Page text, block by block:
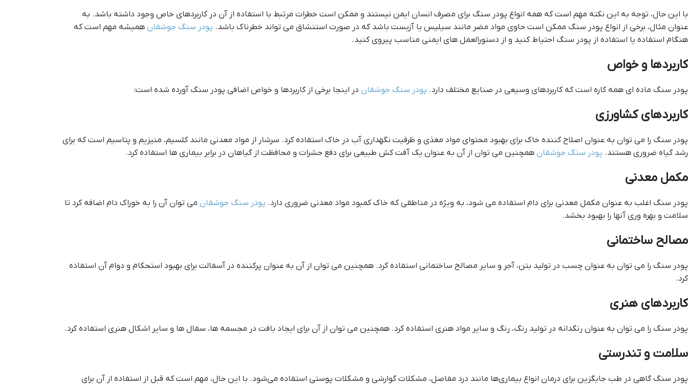
با این حال، توجه به این نکته مهم است که همه انواع پودر سنگ برای مصرف انسان ایمن نیستند و ممکن است خطرات مرتبط با استفاده از آن در کاربردهای خاص وجود داشته باشد. به
عنوان مثال، برخی از انواع پودر سنگ ممکن است حاوی مواد مضر مانند سیلیس یا آزبست باشد که در صورت استنشاق می تواند خطرناک باشد. پودر سنگ جوشقان همیشه مهم است که
هنگام استفاده یا استفاده از پودر سنگ احتیاط کنید و از دستورالعمل های ایمنی مناسب پیروی کنید.
کاربردها و خواص
پودر سنگ ماده ای همه کاره است که کاربردهای وسیعی در صنایع مختلف دارد. پودر سنگ جوشقان در اینجا برخی از کاربردها و خواص اضافی پودر سنگ آورده شده است:
کاربردهای کشاورزی
​​پودر سنگ را می توان به عنوان اصلاح کننده خاک برای بهبود محتوای مواد مغذی و ظرفیت نگهداری آب در خاک استفاده کرد. سرشار از مواد معدنی مانند کلسیم، منیزیم و پتاسیم است که برای
رشد گیاه ضروری هستند. پودر سنگ جوشقان همچنین می توان از آن به عنوان یک آفت کش طبیعی برای دفع حشرات و محافظت از گیاهان در برابر بیماری ها استفاده کرد.
مکمل معدنی
پودر سنگ اغلب به عنوان مکمل معدنی برای دام استفاده می شود، به ویژه در مناطقی که خاک کمبود مواد معدنی ضروری دارد. پودر سنگ جوشقان می توان آن را به خوراک دام اضافه کرد تا
سلامت و بهره وری آنها را بهبود بخشد.
مصالح ساختمانی
پودر سنگ را می توان به عنوان چسب در تولید بتن، آجر و سایر مصالح ساختمانی استفاده کرد. همچنین می توان از آن به عنوان پرکننده در آسفالت برای بهبود استحکام و دوام آن استفاده
کرد.
کاربردهای هنری
پودر سنگ را می توان به عنوان رنگدانه در تولید رنگ، رنگ و سایر مواد هنری استفاده کرد. همچنین می توان از آن برای ایجاد بافت در مجسمه ها، سفال ها و سایر اشکال هنری استفاده کرد.
سلامت و تندرستی
پودر سنگ گاهی در طب جایگزین برای درمان انواع بیماری‌ها مانند درد مفاصل، مشکلات گوارشی و مشکلات پوستی استفاده می‌شود. با این حال، مهم است که قبل از استفاده از آن برای